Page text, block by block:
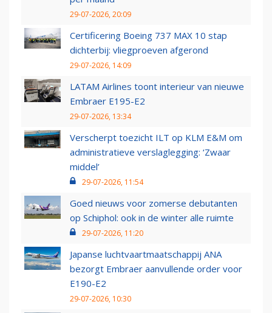
29-07-2026, 20:09
Certificering Boeing 737 MAX 10 stap
dichterbij: vliegproeven afgerond
29-07-2026, 14:09
LATAM Airlines toont interieur van nieuwe
Embraer E195-E2
29-07-2026, 13:34
Verscherpt toezicht ILT op KLM E&M om
administratieve verslaglegging: ‘Zwaar
middel’
29-07-2026, 11:54
Goed nieuws voor zomerse debutanten
op Schiphol: ook in de winter alle ruimte
29-07-2026, 11:20
Japanse luchtvaartmaatschappij ANA
bezorgt Embraer aanvullende order voor
E190-E2
29-07-2026, 10:30